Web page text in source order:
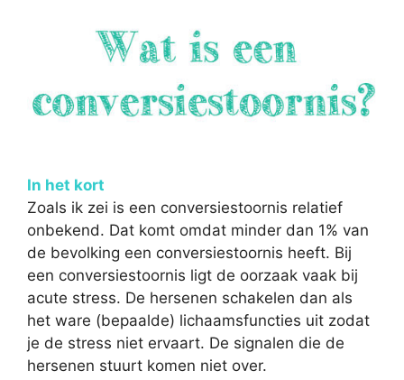
In het kort
Zoals ik zei is een conversiestoornis relatief
onbekend. Dat komt omdat minder dan 1% van
de bevolking een conversiestoornis heeft. Bij
een conversiestoornis ligt de oorzaak vaak bij
acute stress. De hersenen schakelen dan als
het ware (bepaalde) lichaamsfuncties uit zodat
je de stress niet ervaart. De signalen die de
hersenen stuurt komen niet over.